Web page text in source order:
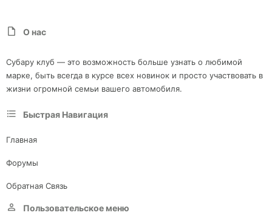
О нас
Субару клуб — это возможность больше узнать о любимой
марке, быть всегда в курсе всех новинок и просто участвовать в
жизни огромной семьи вашего автомобиля.
Быстрая Навигация
Главная
Форумы
Обратная Связь
Пользовательское меню